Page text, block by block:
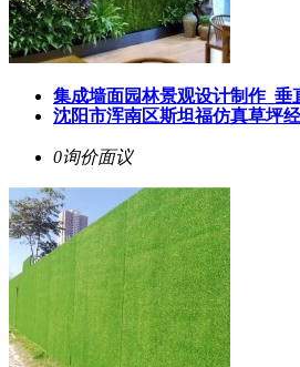
集成墙面园林景观设计制作_垂
沈阳市浑南区斯坦福仿真草坪
0询价面议